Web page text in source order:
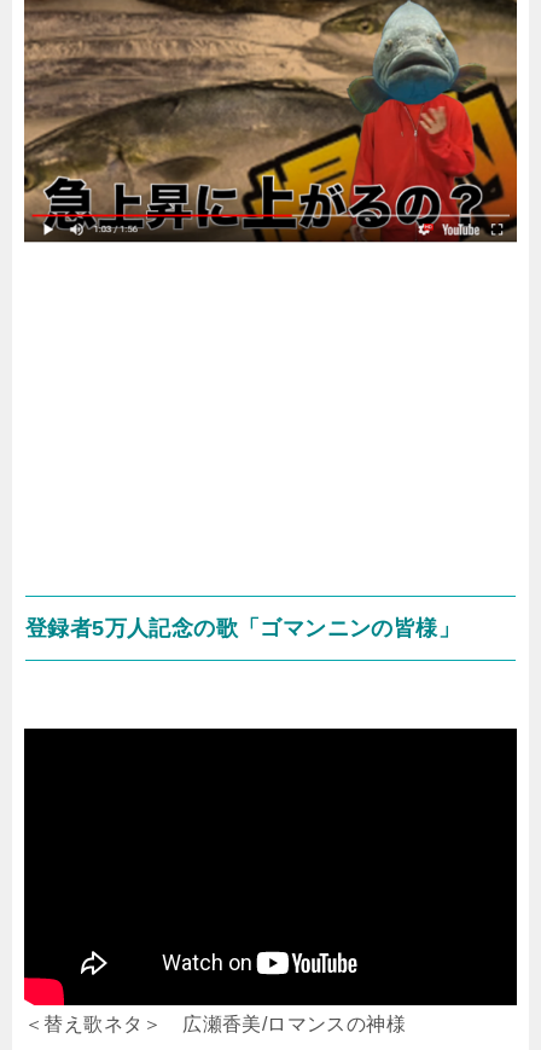
登録者5万人記念の歌「ゴマンニンの皆様」
＜替え歌ネタ＞ 広瀬香美/ロマンスの神様